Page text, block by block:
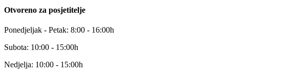
Otvoreno za posjetitelje
Ponedjeljak - Petak: 8:00 - 16:00h
Subota: 10:00 - 15:00h
Nedjelja: 10:00 - 15:00h